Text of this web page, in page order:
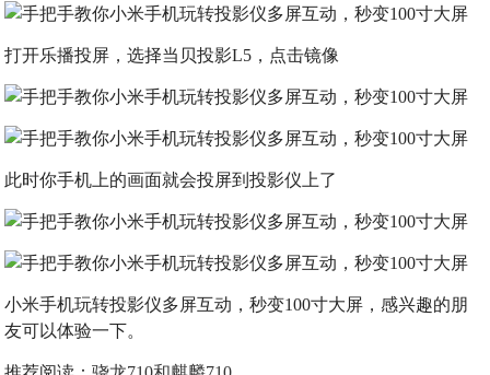
打开乐播投屏，选择当贝投影L5，点击镜像
此时你手机上的画面就会投屏到投影仪上了
小米手机玩转投影仪多屏互动，秒变100寸大屏，感兴趣的朋
友可以体验一下。